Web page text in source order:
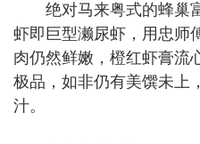
绝对马来粤式的蜂巢
虾即巨型濑尿虾，用忠师
肉仍然鲜嫩，橙红虾膏流
极品，如非仍有美馔未上
汁。